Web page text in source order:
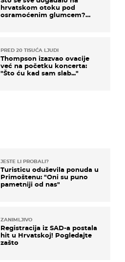
hrvatskom otoku pod
osramoćenim glumcem?
PRED 20 TISUĆA LJUDI
Thompson izazvao ovacije
već na početku koncerta:
"Što ću kad sam slab..."
JESTE LI PROBALI?
Turisticu oduševila ponuda u
Primoštenu: "Oni su puno
pametniji od nas"
ZANIMLJIVO
Registracija iz SAD-a postala
hit u Hrvatskoj! Pogledajte
zašto